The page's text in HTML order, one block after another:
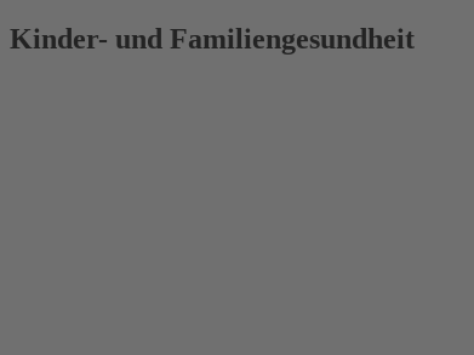
Kinder- und Familiengesundheit